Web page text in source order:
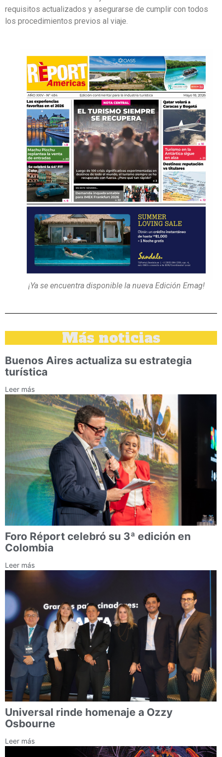
requisitos actualizados y asegurarse de cumplir con todos
los procedimientos previos al viaje.
¡Ya se encuentra disponible la nueva Edición Emag!
Más noticias
Buenos Aires actualiza su estrategia
turística
Leer más
Foro Réport celebró su 3ª edición en
Colombia
Leer más
Universal rinde homenaje a Ozzy
Osbourne
Leer más